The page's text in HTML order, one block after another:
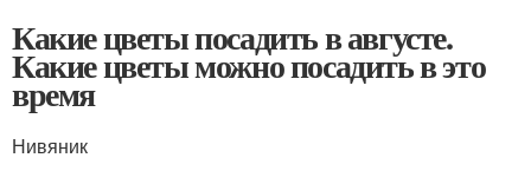
Какие цветы посадить в августе.
Какие цветы можно посадить в это
время
Нивяник